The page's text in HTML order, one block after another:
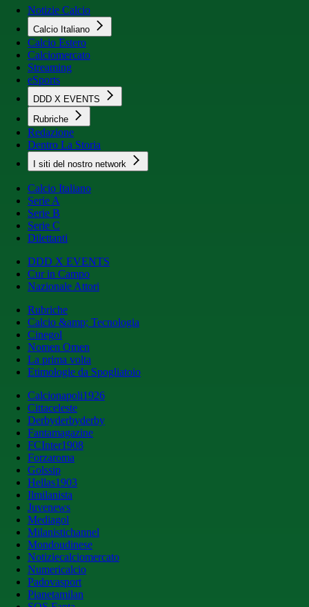
Notizie Calcio
Calcio Italiano
Calcio Estero
Calciomercato
Streaming
eSports
DDD X EVENTS
Rubriche
Redazione
Dentro La Storia
I siti del nostro network
Calcio Italiano
Serie A
Serie B
Serie C
Dilettanti
DDD X EVENTS
Cur in Campo
Nazionale Attori
Rubriche
Calcio &amp; Tecnologia
Cinegol
Nomen Omen
La prima volta
Etimologie da Spogliatoio
Calcionapoli1926
Cittaceleste
Derbyderbyderby
Fantamagazine
FCInter1908
Forzaroma
Golssip
Hellas1903
Ilmilanista
Juvenews
Mediagol
Milanistichannel
Mondoudinese
Notiziecalciomercato
Numericalcio
Padovasport
Pianetamilan